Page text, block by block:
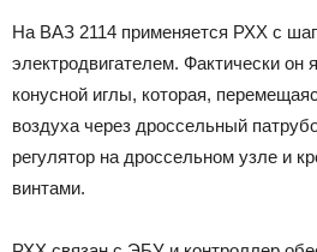
На ВАЗ 2114 применяется РХХ с
электродвигателем. Фактически он
конусной иглы, которая,
воздуха через дроссельный
регулятор на дроссельном узле и
винтами.